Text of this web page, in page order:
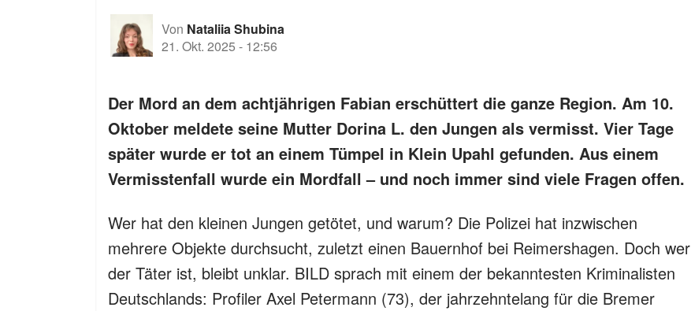
Von Nataliia Shubina
21. Okt. 2025 - 12:56
Der Mord an dem achtjährigen Fabian erschüttert die ganze Region. Am 10.
Oktober meldete seine Mutter Dorina L. den Jungen als vermisst. Vier Tage
später wurde er tot an einem Tümpel in Klein Upahl gefunden. Aus einem
Vermisstenfall wurde ein Mordfall – und noch immer sind viele Fragen offen.
Wer hat den kleinen Jungen getötet, und warum? Die Polizei hat inzwischen
mehrere Objekte durchsucht, zuletzt einen Bauernhof bei Reimershagen. Doch wer
der Täter ist, bleibt unklar. BILD sprach mit einem der bekanntesten Kriminalisten
Deutschlands: Profiler Axel Petermann (73), der jahrzehntelang für die Bremer